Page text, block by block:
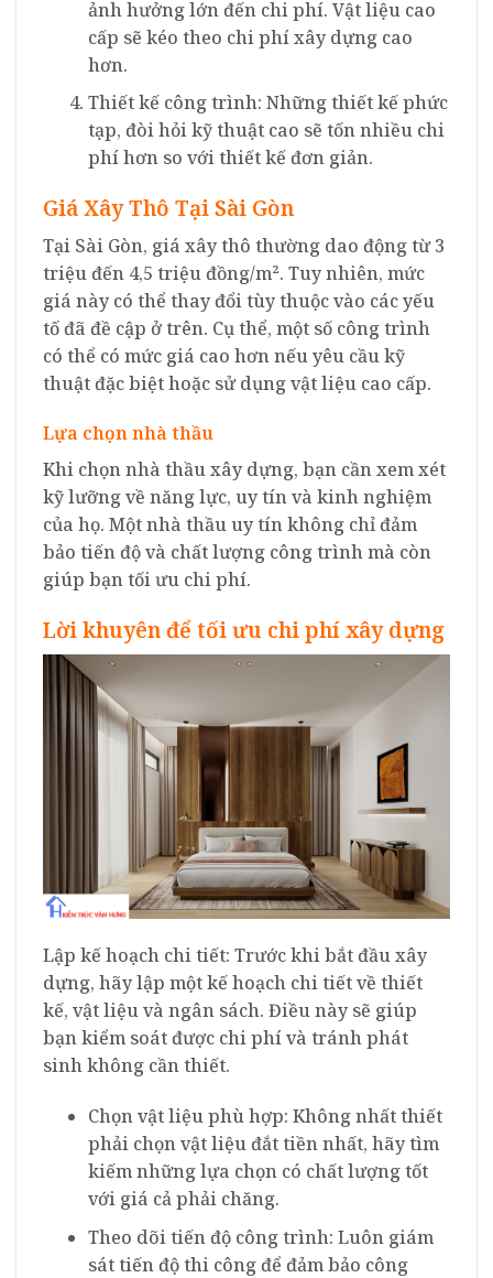
ảnh hưởng lớn đến chi phí. Vật liệu cao
cấp sẽ kéo theo chi phí xây dựng cao
hơn.
Thiết kế công trình: Những thiết kế phức
tạp, đòi hỏi kỹ thuật cao sẽ tốn nhiều chi
phí hơn so với thiết kế đơn giản.
Giá Xây Thô Tại Sài Gòn
Tại Sài Gòn, giá xây thô thường dao động từ 3
triệu đến 4,5 triệu đồng/m². Tuy nhiên, mức
giá này có thể thay đổi tùy thuộc vào các yếu
tố đã đề cập ở trên. Cụ thể, một số công trình
có thể có mức giá cao hơn nếu yêu cầu kỹ
thuật đặc biệt hoặc sử dụng vật liệu cao cấp.
Lựa chọn nhà thầu
Khi chọn nhà thầu xây dựng, bạn cần xem xét
kỹ lưỡng về năng lực, uy tín và kinh nghiệm
của họ. Một nhà thầu uy tín không chỉ đảm
bảo tiến độ và chất lượng công trình mà còn
giúp bạn tối ưu chi phí.
Lời khuyên để tối ưu chi phí xây dựng
Lập kế hoạch chi tiết: Trước khi bắt đầu xây
dựng, hãy lập một kế hoạch chi tiết về thiết
kế, vật liệu và ngân sách. Điều này sẽ giúp
bạn kiểm soát được chi phí và tránh phát
sinh không cần thiết.
Chọn vật liệu phù hợp: Không nhất thiết
phải chọn vật liệu đắt tiền nhất, hãy tìm
kiếm những lựa chọn có chất lượng tốt
với giá cả phải chăng.
Theo dõi tiến độ công trình: Luôn giám
sát tiến độ thi công để đảm bảo công